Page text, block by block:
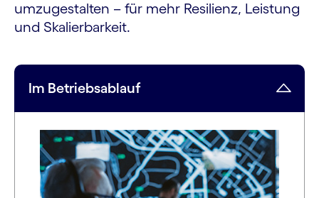
umzugestalten – für mehr Resilienz, Leistung
und Skalierbarkeit.
Im Betriebsablauf